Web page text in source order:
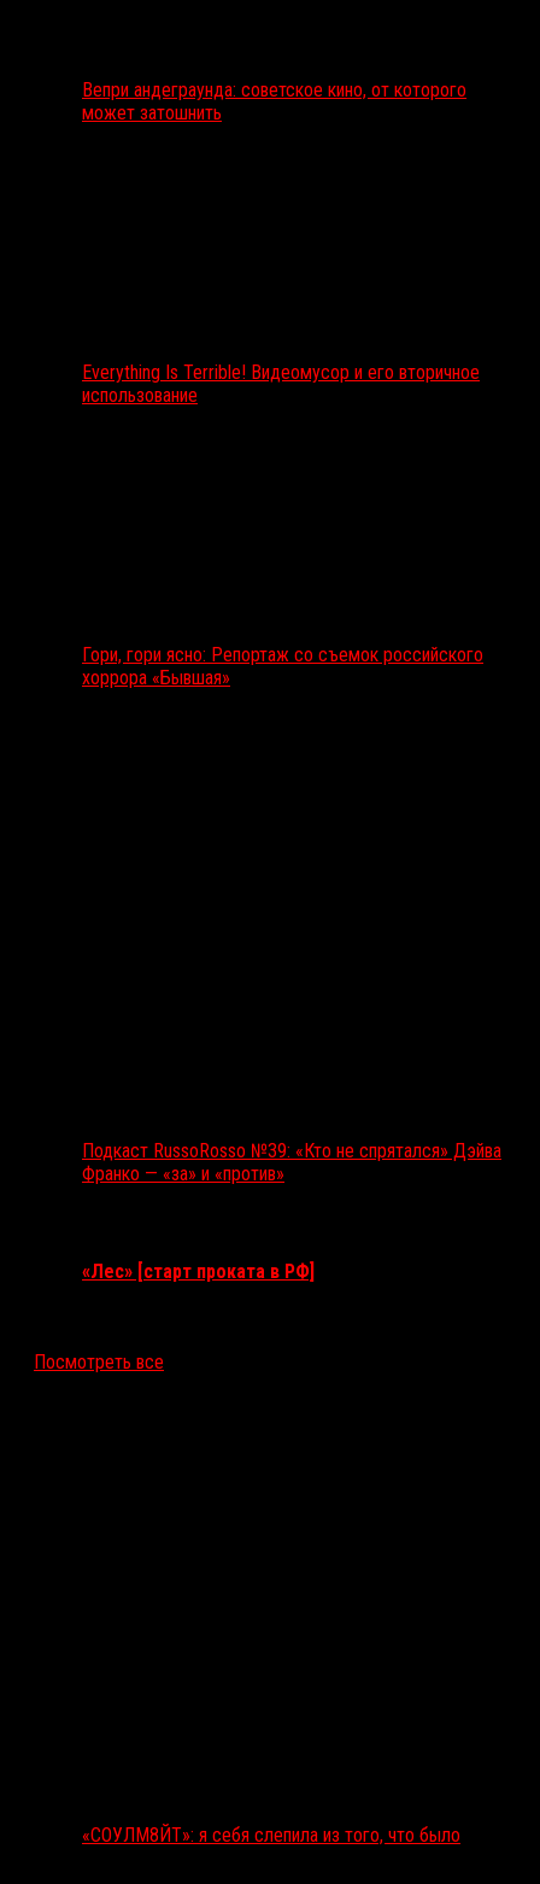
Вепри андеграунда: советское кино, от которого
может затошнить
Everything Is Terrible! Видеомусор и его вторичное
использование
Гори, гори ясно: Репортаж со съемок российского
хоррора «Бывшая»
Подкаст RussoRosso №39: «Кто не спрятался» Дэйва
Франко — «за» и «против»
«Лес» [старт проката в РФ]
Посмотреть все
«СОУЛМ8ЙТ»: я себя слепила из того, что было